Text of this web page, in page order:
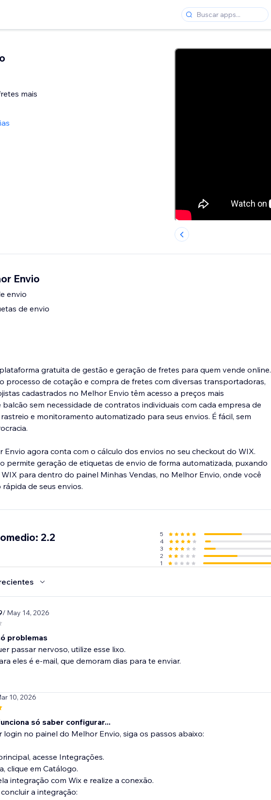
mais
Envio
envio
de envio
gratuita de gestão e geração de fretes para quem vende online.
processo de cotação e compra de fretes com diversas transportadoras,
cadastrados no Melhor Envio têm acesso a preços mais
sem necessidade de contratos individuais com cada empresa de
e monitoramento automatizado para seus envios. É fácil, sem
agora conta com o cálculo dos envios no seu checkout do WIX.
permite geração de etiquetas de envio de forma automatizada, puxando
para dentro do painel Minhas Vendas, no Melhor Envio, onde você
2.2 5
4
3
2
1
/ May 14, 2026
problemas
passar nervoso, utilize esse lixo.
eles é e-mail, que demoram dias para te enviar.
10, 2026
só saber configurar...
login no painel do Melhor Envio, siga os passos abaixo:
acesse Integrações.
clique em Catálogo.
integração com Wix e realize a conexão.
a integração: